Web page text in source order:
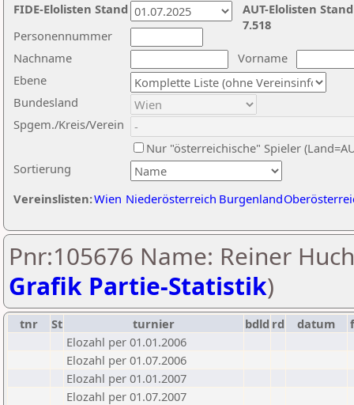
Nachname
Vorname
Ebene
Sortierung
Personennummer
Bundesland
Spgem./Kreis/Verein
Nur "österreichische" Spieler
Vereinslisten:Wien Niederösterreich Burgenland
AUT-Elolisten
7.518
FIDE-Elolisten Stand
Pnr:105676 Name: Reiner
Grafik Partie-Statistik)
tnr St turnier bdld rd datum
f
Elozahl per 01.01.2006
Elozahl per 01.07.2006
Elozahl per 01.01.2007
Elozahl per 01.07.2007